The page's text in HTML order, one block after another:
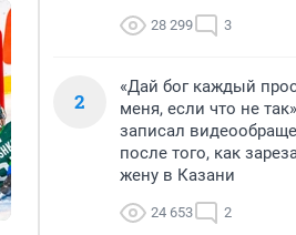
28 299 3
2
«Дай бог каждый
меня, если что не
записал
после того, как
жену в Казани
24 653 2